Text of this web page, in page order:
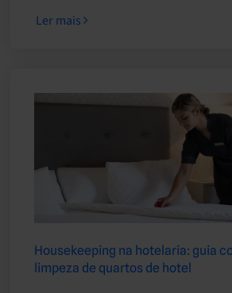
Ler mais
Housekeeping na hotelaria: guia
limpeza de quartos de hotel